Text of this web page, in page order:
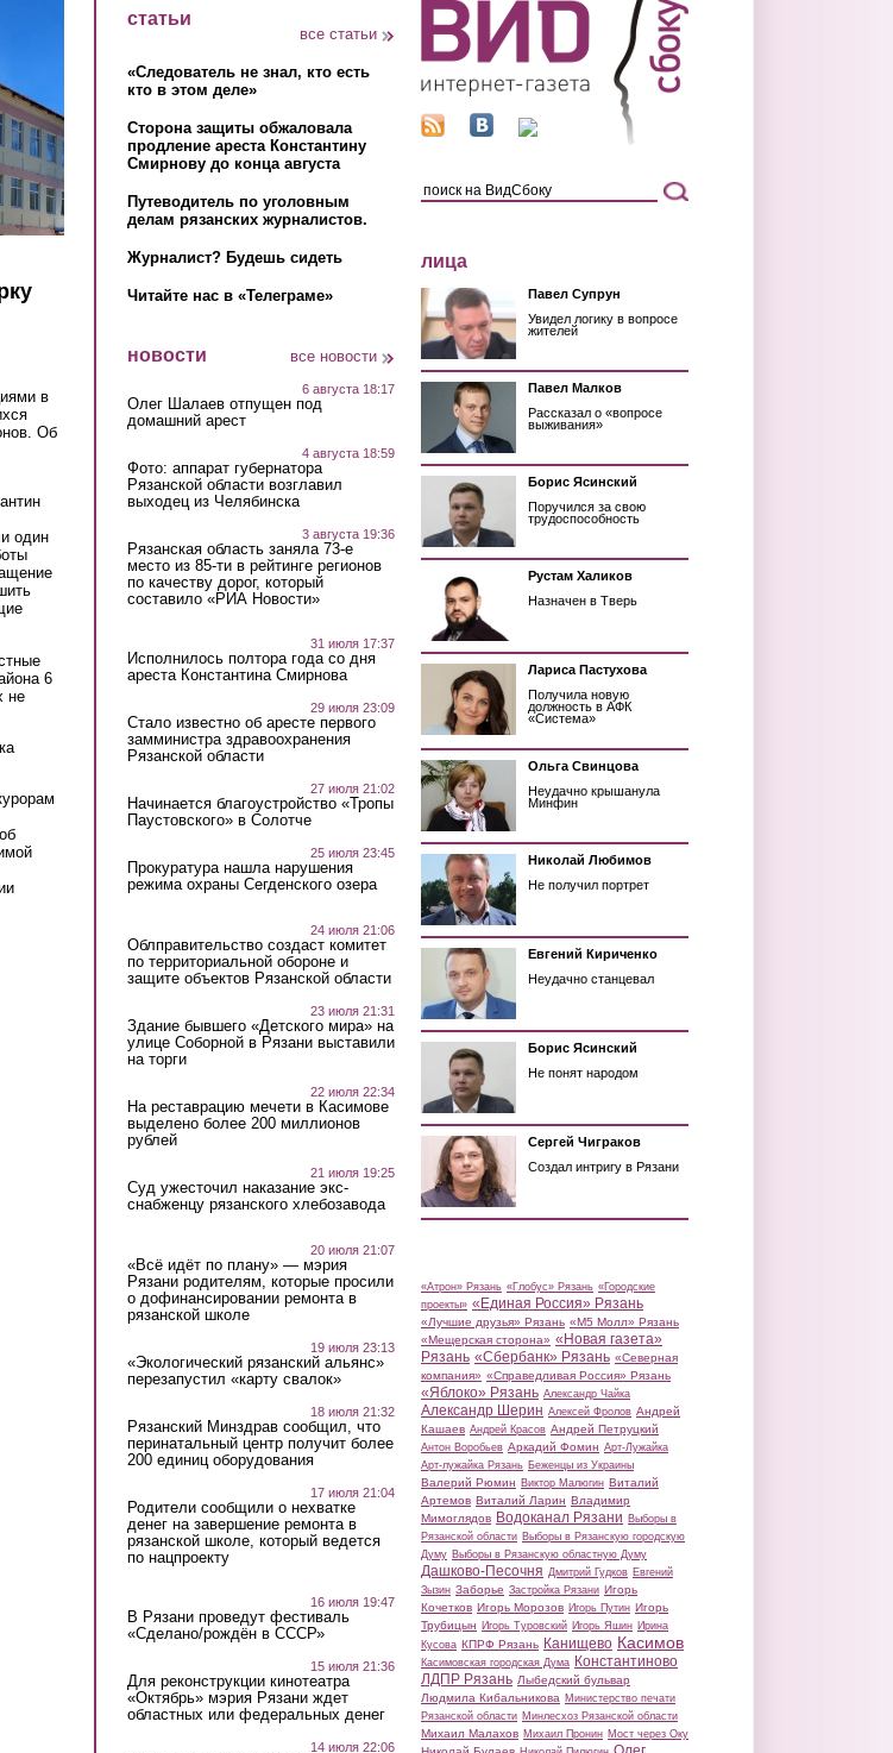
в
Об
один
6
не
статьи
все статьи
«Следователь не знал, кто есть
кто в этом деле»
Сторона защиты обжаловала
продление ареста Константину
Смирнову до конца августа
Путеводитель по уголовным
делам рязанских журналистов.
Журналист? Будешь сидеть
Читайте нас в «Телеграме»
новости все новости
6 августа 18:17
Олег Шалаев отпущен под
домашний арест
4 августа 18:59
Фото: аппарат губернатора
Рязанской области возглавил
выходец из Челябинска
3 августа 19:36
Рязанская область заняла 73-е
место из 85-ти в рейтинге регионов
по качеству дорог, который
составило «РИА Новости»
31 июля 17:37
Исполнилось полтора года со дня
ареста Константина Смирнова
29 июля 23:09
Стало известно об аресте первого
замминистра здравоохранения
Рязанской области
27 июля 21:02
Начинается благоустройство «Тропы
Паустовского» в Солотче
25 июля 23:45
Прокуратура нашла нарушения
режима охраны Сегденского озера
24 июля 21:06
Облправительство создаст комитет
по территориальной обороне и
защите объектов Рязанской области
23 июля 21:31
Здание бывшего «Детского мира» на
улице Соборной в Рязани выставили
на торги
22 июля 22:34
На реставрацию мечети в Касимове
выделено более 200 миллионов
рублей
21 июля 19:25
Суд ужесточил наказание экс-
снабженцу рязанского хлебозавода
20 июля 21:07
«Всё идёт по плану» — мэрия
Рязани родителям, которые просили
о дофинансировании ремонта в
рязанской школе
19 июля 23:13
«Экологический рязанский альянс»
перезапустил «карту свалок»
18 июля 21:32
Рязанский Минздрав сообщил, что
перинатальный центр получит более
200 единиц оборудования
17 июля 21:04
Родители сообщили о нехватке
денег на завершение ремонта в
рязанской школе, который ведется
по нацпроекту
16 июля 19:47
В Рязани проведут фестиваль
«Сделано/рождён в СССР»
15 июля 21:36
Для реконструкции кинотеатра
«Октябрь» мэрия Рязани ждет
областных или федеральных денег
14 июля 22:06
лица
Павел Супрун
Увидел логику в вопросе
жителей
Павел Малков
Рассказал о «вопросе
выживания»
Борис Ясинский
Поручился за свою
трудоспособность
Рустам Халиков
Назначен в Тверь
Лариса Пастухова
Получила новую
должность в АФК
«Система»
Ольга Свинцова
Неудачно крышанула
Минфин
Николай Любимов
Не получил портрет
Евгений Кириченко
Неудачно станцевал
Борис Ясинский
Не понят народом
Сергей Чиграков
Создал интригу в Рязани
«Атрон» Рязань «Глобус» Рязань «Городские
проекты» «Единая Россия» Рязань
«Лучшие друзья» Рязань «М5 Молл» Рязань
«Мещерская сторона» «Новая газета»
Рязань «Сбербанк» Рязань «Северная
компания» «Справедливая Россия» Рязань
«Яблоко» Рязань Александр Чайка
Александр Шерин Алексей Фролов Андрей
Кашаев Андрей Красов Андрей Петруцкий
Антон Воробьев Аркадий Фомин Арт-Лужайка
Арт-лужайка Рязань Беженцы из Украины
Валерий Рюмин Виктор Малюгин Виталий
Артемов Виталий Ларин Владимир
Мимоглядов Водоканал Рязани Выборы в
Рязанской области Выборы в Рязанскую городскую
Думу Выборы в Рязанскую областную Думу
Дашково-Песочня Дмитрий Гудков Евгений
Зызин Заборье Застройка Рязани Игорь
Кочетков Игорь Морозов Игорь Путин Игорь
Трубицын Игорь Туровский Игорь Яшин Ирина
Кусова КПРФ Рязань Канищево Касимов
Касимовская городская Дума Константиново
ЛДПР Рязань Лыбедский бульвар
Людмила Кибальникова Министерство печати
Рязанской области Минлесхоз Рязанской области
Михаил Малахов Михаил Пронин Мост через Оку